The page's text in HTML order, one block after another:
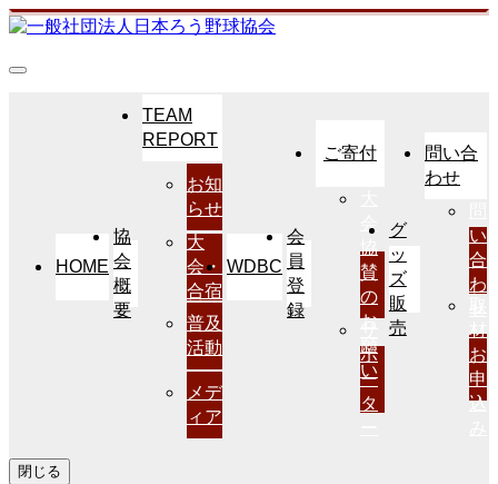
HOME
協
会
概
要
TEAM
REPORT
お知
らせ
大
会・
合宿
普及
活動
メデ
ィア
WDBC
会
員
登
録
ご寄付
協
賛
の
お
願
い
ポ
ー
タ
グ
ッ
ズ
販
売
問い合
わせ
い
合
わ
材
お
申
込
閉じる